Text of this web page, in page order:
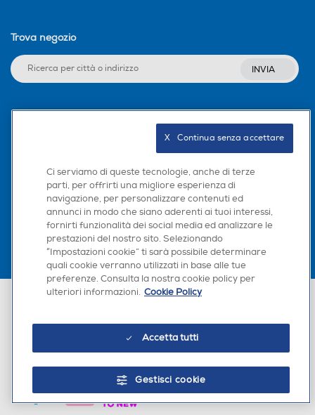
Trova negozio
INVIA
Scarica la nostra app
Euronics Italia SpA. Sede legale Via Montefeltro, 6/a 20156 Milano
Ci serviamo di queste tecnologie, anche di terze
parti, per offrirti una migliore esperienza di
navigazione, per personalizzare contenuti ed
annunci in modo che siano aderenti ai tuoi interessi,
fornirti funzionalità dei social media ed analizzare le
prestazioni del nostro sito. Selezionando
“Impostazioni cookie” ti sarà possibile determinare
quali cookie verranno utilizzati in base alle tue
preferenze. Consulta la nostra cookie policy per
ulteriori informazioni. Cookie Policy
Accetta tutti
Gestisci cookie
X   Continua senza accettare